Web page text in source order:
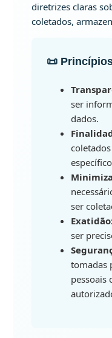
diretrizes claras
coletados,
📜
ser
dados.
ser
ser
tomadas
pessoais